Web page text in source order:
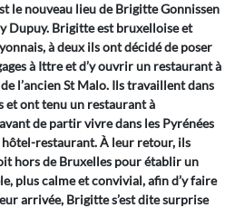
le nouveau lieu de Brigitte Gonnissen
Dupuy. Brigitte est bruxelloise et
à deux ils ont décidé de poser
à Ittre et d’y ouvrir un restaurant à
l’ancien St Malo. Ils travaillent dans
et ont tenu un restaurant à
de partir vivre dans les Pyrénées
restaurant. À leur retour, ils
hors de Bruxelles pour établir un
plus calme et convivial, afin d’y faire
arrivée, Brigitte s’est dite surprise